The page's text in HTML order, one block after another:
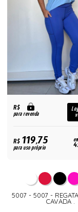
R$
para revenda
R$119,75
para uso próprio
5007 - 5007 -
CAVADA .